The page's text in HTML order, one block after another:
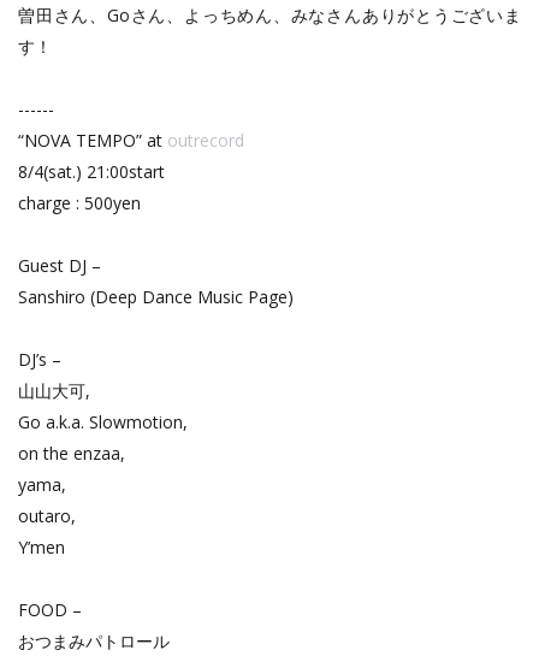
曽田さん、Goさん、よっちめん、みなさんありがとうございま
す！
------
“NOVA TEMPO” at outrecord
8/4(sat.) 21:00start
charge : 500yen
Guest DJ –
Sanshiro (Deep Dance Music Page)
DJ’s –
山山大可,
Go a.k.a. Slowmotion,
on the enzaa,
yama,
outaro,
Y’men
FOOD –
おつまみパトロール